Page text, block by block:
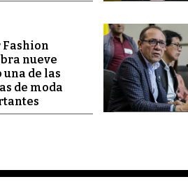
Fashion
nueve
una de las
de moda